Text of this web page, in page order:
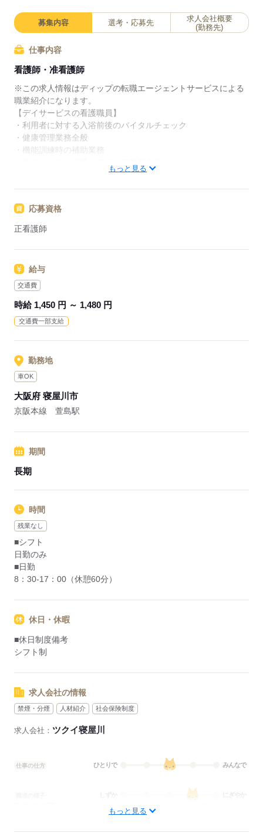
求職中の看護師さんの転職を専任の
キャリアアドバイザーが入職まで無料でサポートいた
日本最大級の求人情報の中からぴったりな求人をご紹
介。
履歴書作成のアドバイスや面接日の調整だけでなく、
お給料、お休み、入職時期の交渉もサポートします。
【もちろん無料】
費用は一切かかりません。
募集内容 選考・応募先
求人会社概要
(勤務先)
仕事内容
看護師・准看護師
※この求人情報はディップの転職エージェントサービスによる
職業紹介になります。
【デイサービスの看護職員】
・利用者に対する入浴前後のバイタルチェック
・健康管理業務全般
・機能訓練時の補助業務
08：00～ 出社、朝礼、利用者のお出迎え準備
09：10～ 利用者のバイタルチェック
12：00～ 休憩
16：30～ 利用者のお見送り
18：00～ 勤務終了
◎研修制度・教育システム充実
◎土日祝は時給100円アップ！
もっと見る
応募資格
正看護師
給与
交通費
時給 1,450 円 ～ 1,480 円
交通費一部支給
勤務地
車OK
大阪府 寝屋川市
京阪本線 萱島駅
期間
長期
時間
残業なし
■シフト
日勤のみ
■日勤
8：30-17：00（休憩60分）
休日・休暇
■休日制度備考
シフト制
求人会社の情報
禁煙・分煙 人材紹介 社会保険制度
求人会社： ツクイ寝屋川
仕事の仕方 ひとりで みんなで
にぎやか
もっと見る